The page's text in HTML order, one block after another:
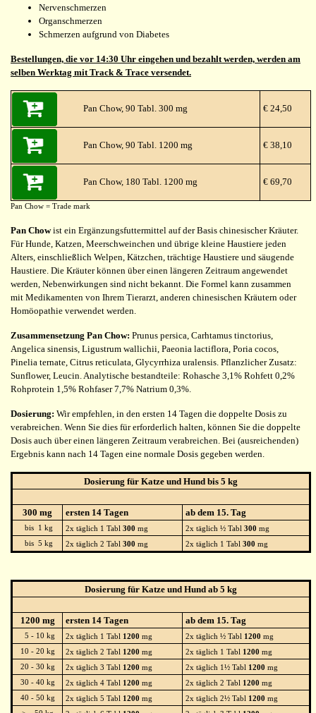
Nervenschmerzen
Organschmerzen
Schmerzen aufgrund von Diabetes
Bestellungen, die vor 14:30 Uhr eingehen und bezahlt werden, werden am
selben Werktag mit Track & Trace versendet.
Pan Chow, 90 Tabl. 300 mg € 24,50
Pan Chow, 90 Tabl. 1200 mg € 38,10
Pan Chow, 180 Tabl. 1200 mg € 69,70
Pan Chow = Trade mark
Pan Chowist ein Ergänzungsfuttermittel auf der Basis chinesischer Kräuter.
Für Hunde, Katzen, Meerschweinchen und übrige kleine Haustiere jeden
Alters, einschließlich Welpen, Kätzchen, trächtige Haustiere und säugende
Haustiere. Die Kräuter können über einen längeren Zeitraum angewendet
werden, Nebenwirkungen sind nicht bekannt. Die Formel kann zusammen
mit Medikamenten von Ihrem Tierarzt, anderen chinesischen Kräutern oder
Homöopathie verwendet werden.
Zusammensetzung Pan Chow: Prunus persica, Carhtamus tinctorius,
Angelica sinensis, Ligustrum wallichii, Paeonia lactiflora, Poria cocos,
Pinelia ternate, Citrus reticulata, Glycyrrhiza uralensis. Pflanzlicher Zusatz:
Sunflower, Leucin. Analytische bestandteile: Rohasche 3,1% Rohfett 0,2%
Rohprotein 1,5% Rohfaser 7,7% Natrium 0,3%.
Dosierung: Wir empfehlen, in den ersten 14 Tagen die doppelte Dosis zu
verabreichen. Wenn Sie dies für erforderlich halten, können Sie die doppelte
Dosis auch über einen längeren Zeitraum verabreichen. Bei (ausreichenden)
Ergebnis kann nach 14 Tagen eine normale Dosis gegeben werden.
Dosierung für Katze und Hund bis 5 kg
300 mg ersten 14 Tagen ab dem 15. Tag
bis 1 kg 2x täglich 1 Tabl 300 mg 2x täglich ½ Tabl 300 mg
bis 5 kg
2x täglich 2 Tabl 300 mg 2x täglich 1 Tabl 300 mg
Dosierung für Katze und Hund ab 5 kg
1200 mg ersten 14 Tagen ab dem 15. Tag
5 - 10 kg 2x täglich 1 Tabl 1200 mg 2x täglich ½ Tabl 1200 mg
10 - 20 kg
2x täglich 2 Tabl 1200 mg 2x täglich 1 Tabl 1200 mg
20 - 30 kg
2x täglich 3 Tabl 1200 mg 2x täglich 1½ Tabl 1200 mg
30 - 40 kg
2x täglich 4 Tabl 1200 mg 2x täglich 2 Tabl 1200 mg
40 - 50 kg
2x täglich 5 Tabl 1200 mg 2x täglich 2½ Tabl 1200 mg